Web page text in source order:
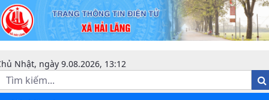
Niêm yết công khai - Xã Hải Lăng
Nhật, ngày 9.08.2026, 13:12